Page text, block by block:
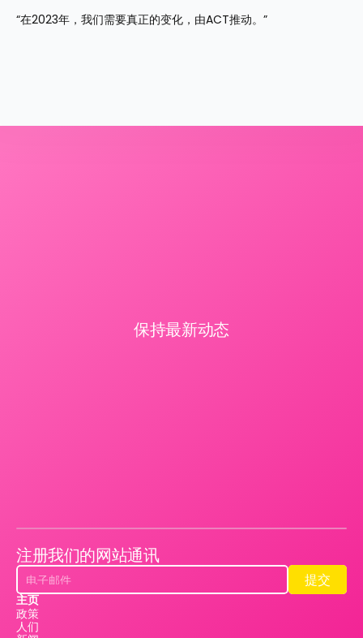
“在2023年，我们需要真正的变化，由ACT推动。”
保持最新动态
注册我们的网站通讯
提交
提交
主页
政策
人们